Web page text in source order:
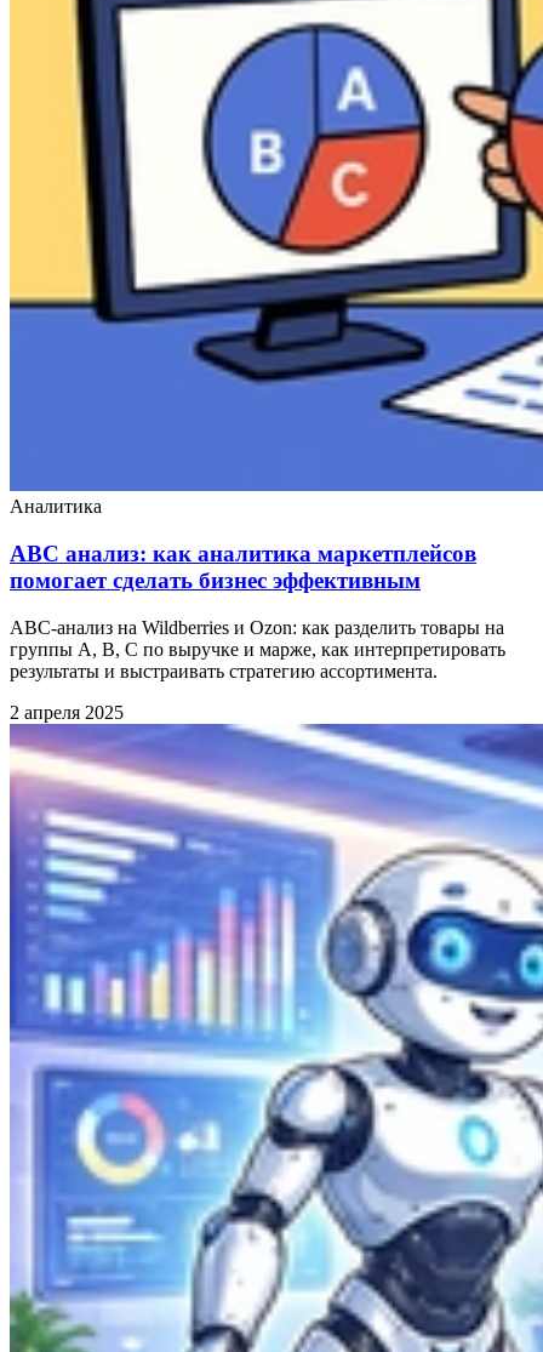
Аналитика
ABC анализ: как аналитика маркетплейсов
помогает сделать бизнес эффективным
ABC-анализ на Wildberries и Ozon: как разделить товары на
группы A, B, C по выручке и марже, как интерпретировать
результаты и выстраивать стратегию ассортимента.
2 апреля 2025